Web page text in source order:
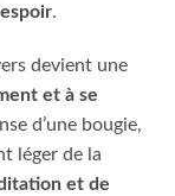
.
devient une
et à se
d’une bougie,
léger de la
et de